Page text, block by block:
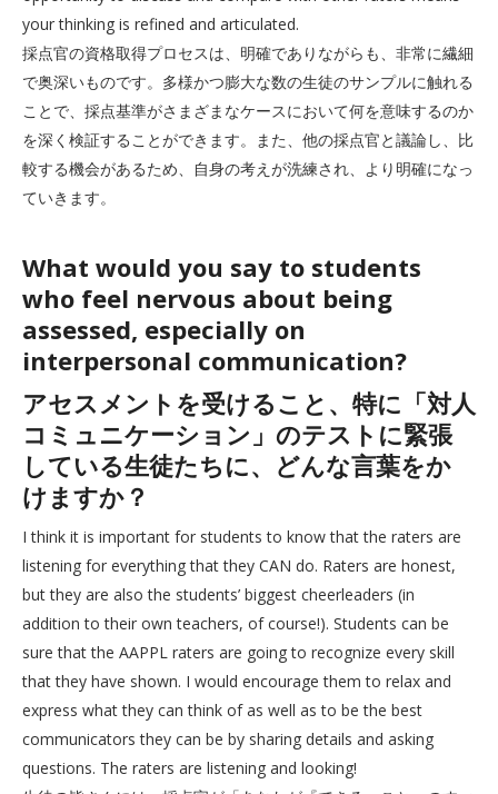
your thinking is refined and articulated.
採点官の資格取得プロセスは、明確でありながらも、非常に繊細
で奥深いものです。多様かつ膨大な数の生徒のサンプルに触れる
ことで、採点基準がさまざまなケースにおいて何を意味するのか
を深く検証することができます。また、他の採点官と議論し、比
較する機会があるため、自身の考えが洗練され、より明確になっ
ていきます。
What would you say to students
who feel nervous about being
assessed, especially on
interpersonal communication?
アセスメントを受けること、特に「対人
コミュニケーション」のテストに緊張
している生徒たちに、どんな言葉をか
けますか？
I think it is important for students to know that the raters are
listening for everything that they CAN do. Raters are honest,
but they are also the students’ biggest cheerleaders (in
addition to their own teachers, of course!). Students can be
sure that the AAPPL raters are going to recognize every skill
that they have shown. I would encourage them to relax and
express what they can think of as well as to be the best
communicators they can be by sharing details and asking
questions. The raters are listening and looking!